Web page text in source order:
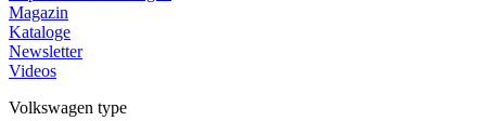
Magazin
Kataloge
Newsletter
Videos
Volkswagen type